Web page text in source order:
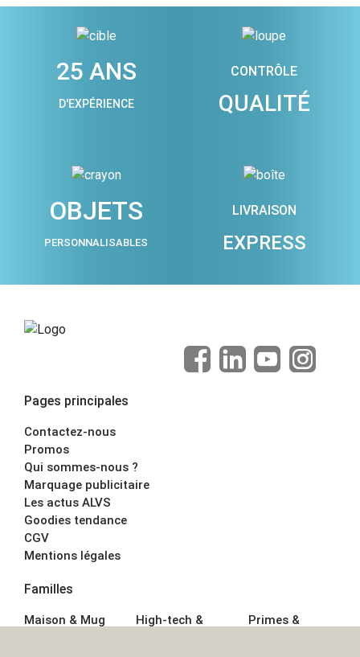
25 ANS
D'EXPÉRIENCE
CONTRÔLE
QUALITÉ
OBJETS
PERSONNALISABLES
LIVRAISON
EXPRESS
Pages principales
Contactez-nous
Promos
Qui sommes-nous ?
Marquage publicitaire
Les actus ALVS
Goodies tendance
CGV
Mentions légales
Familles
Maison & Mug
High-tech &
Primes &